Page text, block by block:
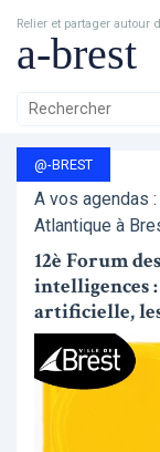
Relier et partager autour
a-brest
@-BREST
A vos agendas
Atlantique à
12è Forum
intelligences
artificielle, les